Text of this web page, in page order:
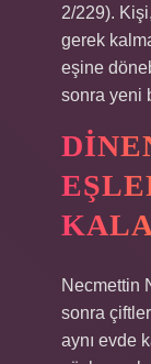
2/229).
gerek
eşine
sonra yeni
Necmettin
sonra
aynı evde